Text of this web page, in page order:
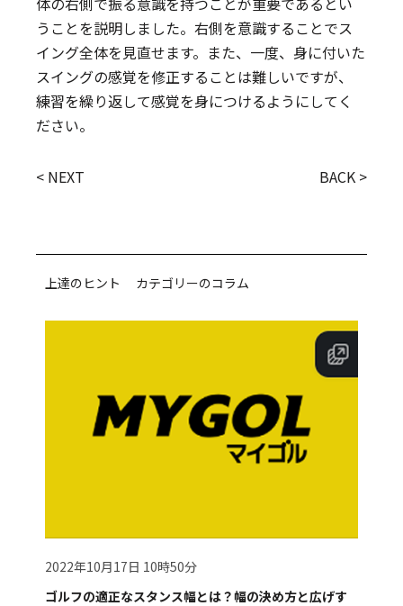
うことを説明しました。右側を意識することでス
イング全体を見直せます。また、一度、身に付いた
スイングの感覚を修正することは難しいですが、
練習を繰り返して感覚を身につけるようにしてく
ださい。
< NEXT BACK >
上達のヒント カテゴリーのコラム
2022年10月17日 10時50分
ゴルフの適正なスタンス幅とは？幅の決め方と広げす